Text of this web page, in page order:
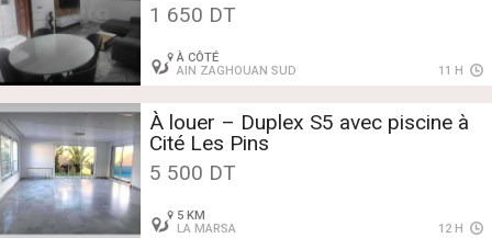
1 650 DT
À CÔTÉ
AIN ZAGHOUAN SUD
11 H
À louer – Duplex S5 avec piscine à
Cité Les Pins
5 500 DT
5 KM
LA MARSA
12 H